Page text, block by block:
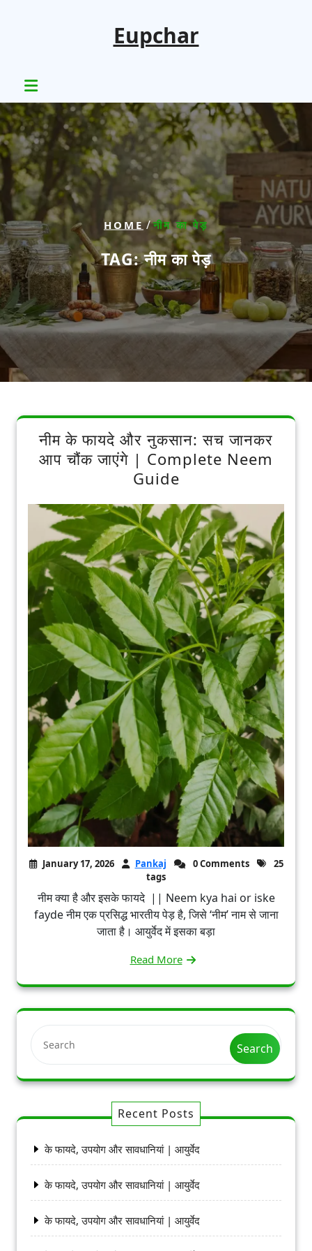
Eupchar
HOME/नीम का पेड़
TAG:नीम का पेड़
नीम के फायदे और नुकसान: सच जानकर
आप चौंक जाएंगे | Complete Neem
Guide
January 17, 2026 Pankaj 0 Comments
25
tags
नीम क्या है और इसके फायदे || Neem kya hai or iske
fayde नीम एक प्रसिद्ध भारतीय पेड़ है, जिसे ‘नीम’ नाम से जाना
जाता है। आयुर्वेद में इसका बड़ा
Read More
Search
Recent Posts
के फायदे, उपयोग और सावधानियां | आयुर्वेद
के फायदे, उपयोग और सावधानियां | आयुर्वेद
के फायदे, उपयोग और सावधानियां | आयुर्वेद